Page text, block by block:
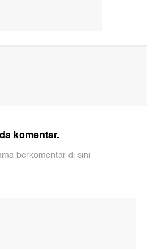
komentar.
berkomentar di sini